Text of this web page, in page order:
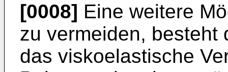
[0008] Eine weitere
zu vermeiden, besteht
das viskoelastische